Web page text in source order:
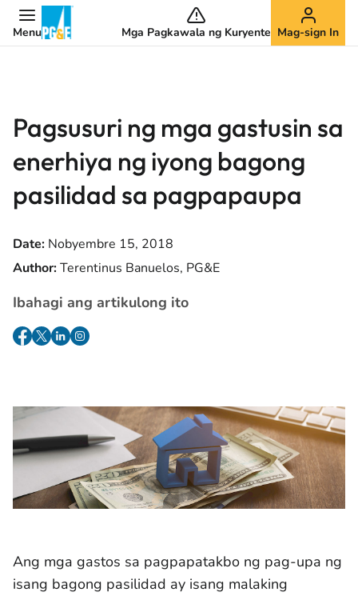
Menu Mga Pagkawala ng Kuryente Mag-sign In
Pagsusuri ng mga gastusin sa
enerhiya ng iyong bagong
pasilidad sa pagpapaupa
Date: Nobyembre 15, 2018
Author:Terentinus Banuelos, PG&E
Ibahagi ang artikulong ito
Ang mga gastos sa pagpapatakbo ng pag-upa ng
isang bagong pasilidad ay isang malaking